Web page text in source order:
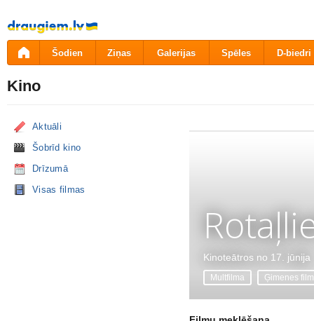
Pāriet
uz
saturu
Šodien Ziņas Galerijas Spēles D-biedri
Kino
Aktuāli
Šobrīd kino
Drīzumā
Visas filmas
Kinoteātros no 17. jūnija
Multfilma Ģimenes